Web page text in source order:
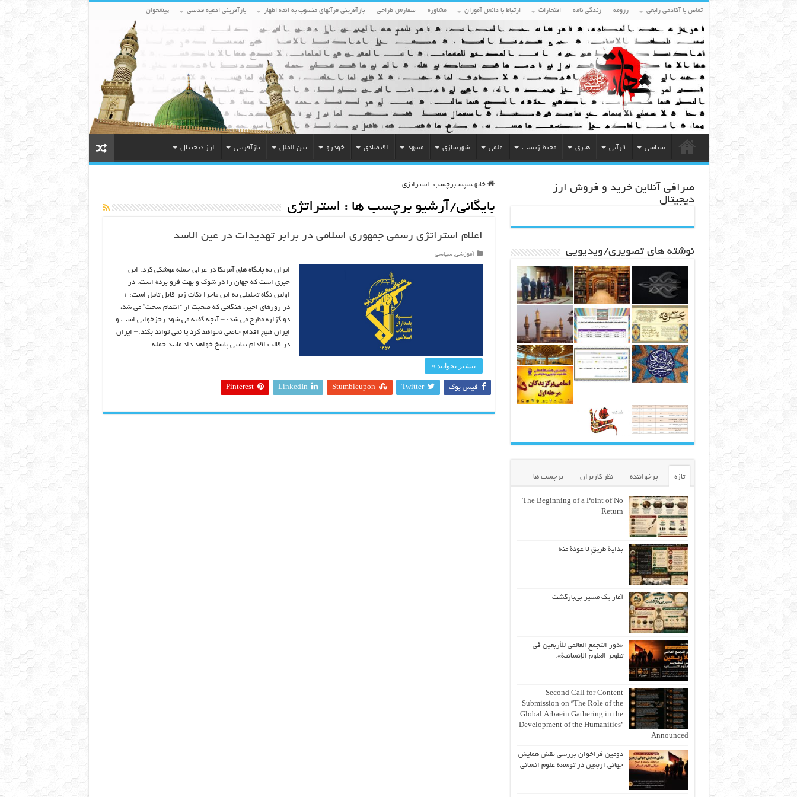
تماس با آکادمی رابعی رزومه زندگی نامه افتخارات ارتباط با دانش آموزان مشاوره سفارش طراحی بازآفرینی قرآنهای منسوب به ائمه اطهار بازآفرینی ادعیه قدسی پیشخوان
سیاسی قرآنی هنری محیط زیست علمی شهرسازی مشهد اقتصادی خودرو بین الملل بازآفرینی ارز دیجیتال
خانه سپس برچسب: استراتژی
بایگانی/آرشیو برچسب ها : استراتژی
اعلام استراتژی رسمی جمهوری اسلامی در برابر تهدیدات در عین الاسد
آموزشی,سیاسی
ایران به پایگاه های آمریکا در عراق حمله موشکی کرد. این
خبری است که جهان را در شوک و بهت فرو برده است. در
اولین نگاه تحلیلی به این ماجرا نکات زیر قابل تامل است: ۱-
در روزهای اخیر، هنگامی که صحبت از “انتقام سخت” می شد،
دو گزاره مطرح می شد: – آنچه گفته می شود رجزخوانی است و
ایران هیچ اقدام خاصی نخواهد کرد یا نمی تواند بکند.– ایران
در قالب اقدام نیابتی پاسخ خواهد داد مانند حمله …
بیشتر بخوانید »
فیس بوک Twitter
Stumbleupon
LinkedIn
Pinterest
صرافی آنلاین خرید و فروش ارز
دیجیتال
نوشته های تصویری/ویدیویی
تازه پرخواننده نظر کاربران برچسب ها
The Beginning of a Point of No
Return
بداية طريقٍ لا عودة منه
آغاز یک مسیر بی‌بازگشت
«دور التجمع العالمي للأربعين في
تطوير العلوم الإنسانية».
Second Call for Content
Submission on “The Role of the
Global Arbaein Gathering in the
Development of the Humanities”
Announced
دومین فراخوان بررسی نقش همایش
جهانی اربعین در توسعه علوم انسانی